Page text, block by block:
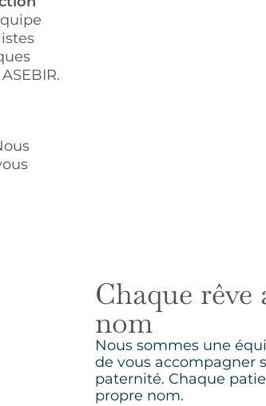
Chaque rêve
nom
Nous sommes une
de vous accompagner
paternité. Chaque
propre nom.